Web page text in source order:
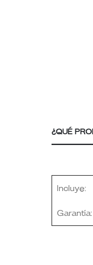
¿QUÉ
Incluye:
Garantía: